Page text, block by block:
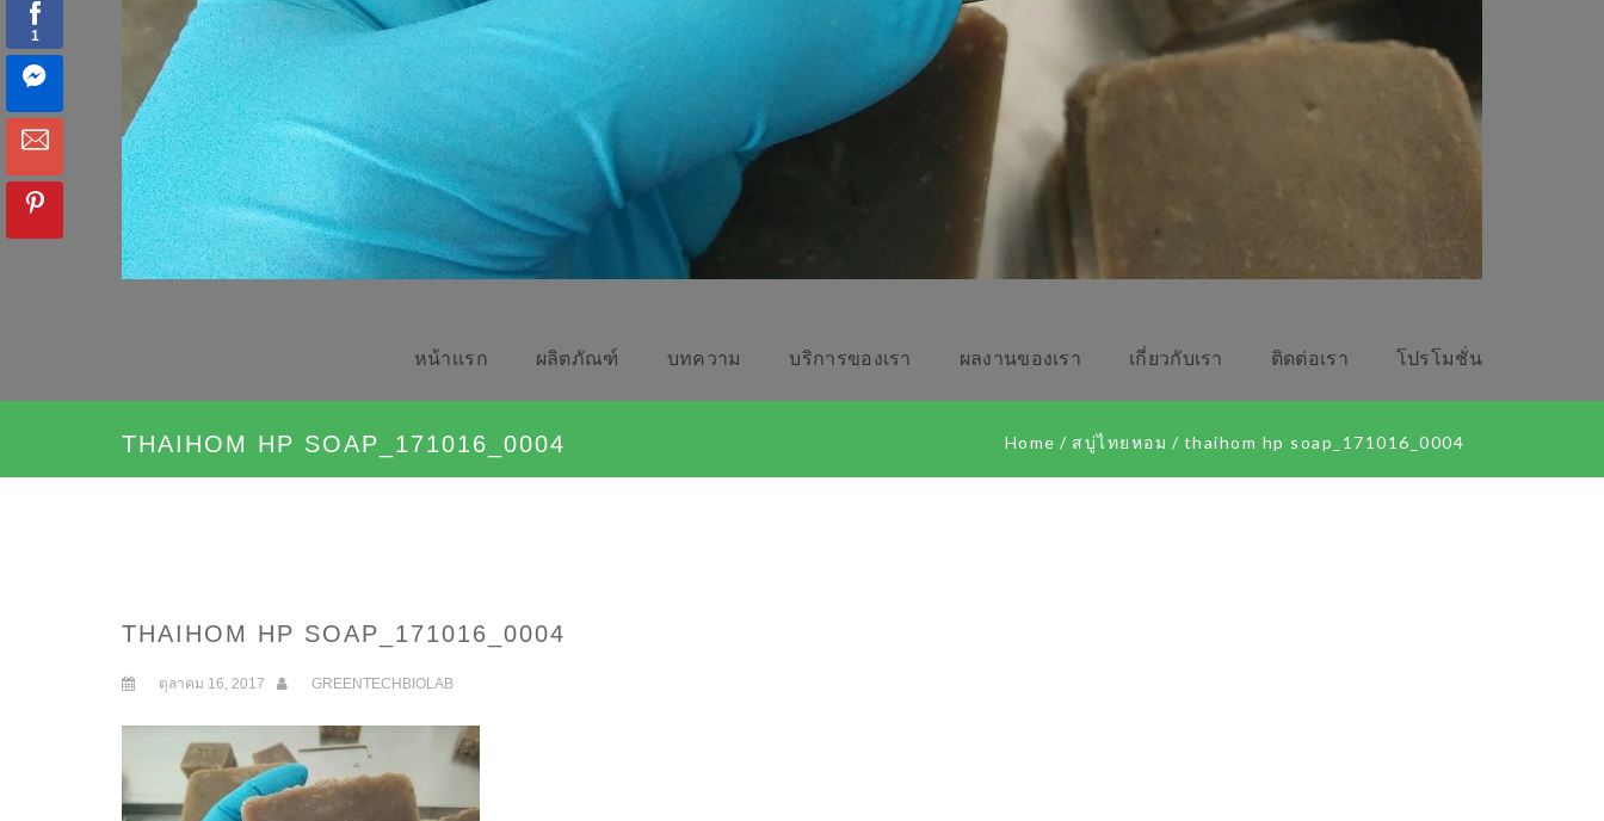
หน้าเเรก ผลิตภัณฑ์ บทความ บริการของเรา ผลงานของเรา เกี่ยวกับเรา ติดต่อเรา โปรโมชั่น
THAIHOM HP SOAP_171016_0004 Home / สบู่ไทยหอม / thaihom hp soap_171016_0004
THAIHOM HP SOAP_171016_0004
ตุลาคม 16, 2017 GREENTECHBIOLAB